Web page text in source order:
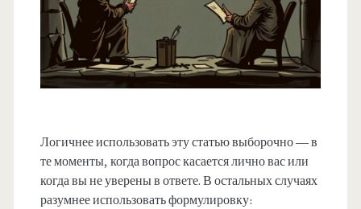
Логичнее использовать эту статью выборочно — в
те моменты, когда вопрос касается лично вас или
когда вы не уверены в ответе. В остальных случаях
разумнее использовать формулировку: